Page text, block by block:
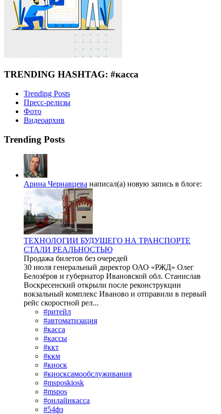
TRENDING HASHTAG: #касса
Trending Posts
Пресс-релизы
Фото
Видеоархив
Trending Posts
Арина Чернавцева написал(а) новую запись в блоге:
ТЕХНОЛОГИИ БУДУЩЕГО НА ТРАНСПОРТЕ
СТАЛИ РЕАЛЬНОСТЬЮ
Продажа билетов без очередей
30 июля генеральный директор ОАО «РЖД» Олег
Белозёров и губернатор Ивановской обл. Станислав
Воскресенский открыли после реконструкции
вокзальный комплекс Иваново и отправили в первый
рейс скоростной рел...
#ритейл
#автоматизация
#касса
#кассы
#ккт
#ккм
#киоск
#киосксамообслуживания
#msposkiosk
#mspos
#онлайнкасса
#54фз